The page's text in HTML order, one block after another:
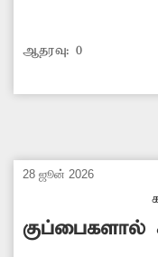
முன்பு பாதாள
சாலைகளை
இடங்களில்
செல்பவர்களும்,
மழையின்போது
மாறி அந்த
ஏற்படுகிறது.
மாநகராட்சி
ஆதரவு: 0
28 ஜூன் 2026
குப்பைகளால்